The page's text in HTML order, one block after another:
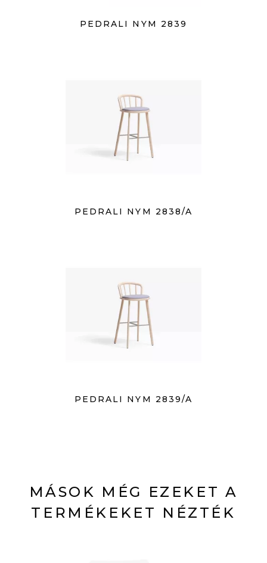
PEDRALI NYM 2839
PEDRALI NYM 2838/A
PEDRALI NYM 2839/A
MÁSOK MÉG EZEKET A
TERMÉKEKET NÉZTÉK